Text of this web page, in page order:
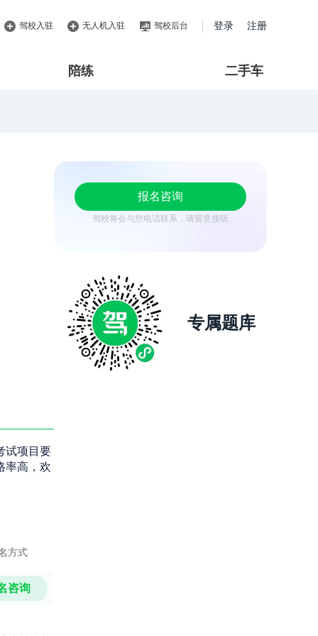
驾校入驻 无人机入驻 驾校后台 登录 注册
陪练 二手车
报名咨询
驾校将会与您电话联系，请留意接听
专属题库
试项目要
率高，欢
方式
咨询